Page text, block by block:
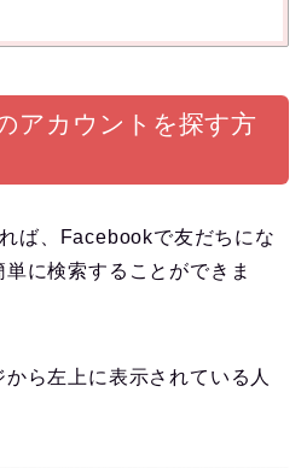
アカウントを探す方
ば、Facebookで友だちにな
に検索することができま
ら左上に表示されている人